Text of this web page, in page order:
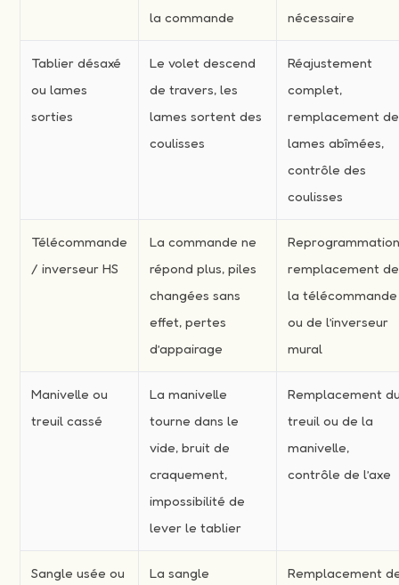
la commande
nécessaire
Tablier désaxé
ou lames
sorties
Le volet descend
de travers, les
lames sortent des
coulisses
Réajustement
complet,
remplacement de
lames abîmées,
contrôle des
coulisses
Télécommande
/ inverseur HS
La commande ne
répond plus, piles
changées sans
effet, pertes
d’appairage
remplacement de
la télécommande
ou de l’inverseur
mural
Manivelle ou
treuil cassé
La manivelle
tourne dans le
vide, bruit de
craquement,
impossibilité de
lever le tablier
Remplacement
treuil ou de la
manivelle,
contrôle de l’axe
Sangle usée ou
La sangle
Remplacement